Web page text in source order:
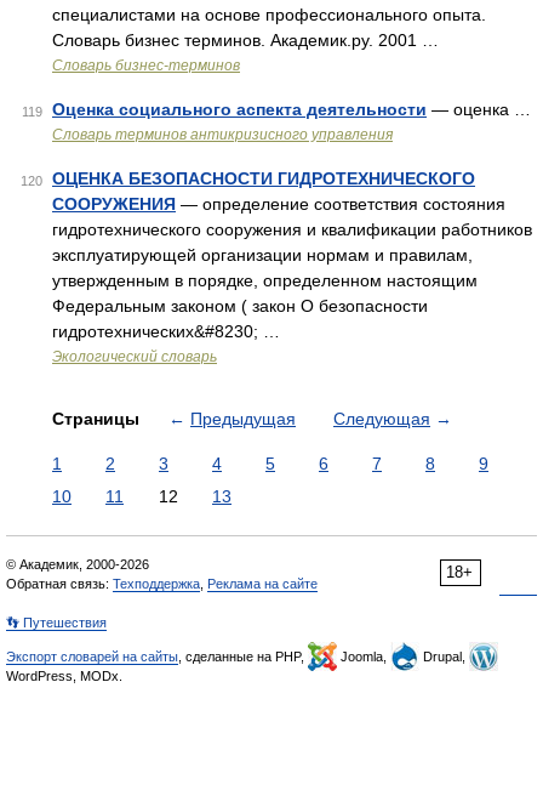
специалистами на основе профессионального опыта.
Словарь бизнес терминов. Академик.ру. 2001 …
Словарь бизнес-терминов
119 Оценка социального аспекта деятельности — оценка …
Словарь терминов антикризисного управления
120
ОЦЕНКА БЕЗОПАСНОСТИ ГИДРОТЕХНИЧЕСКОГО
СООРУЖЕНИЯ — определение соответствия состояния
гидротехнического сооружения и квалификации работников
эксплуатирующей организации нормам и правилам,
утвержденным в порядке, определенном настоящим
Федеральным законом ( закон О безопасности
гидротехнических&#8230; …
Экологический словарь
Страницы ← Предыдущая Следующая →
1 2 3 4 5 6 7 8
9
10
11 12 13
18+
© Академик, 2000-2026
Обратная связь: Техподдержка Реклама на сайте
👣 Путешествия
Экспорт словарей на сайты , сделанные на PHP, Joomla,
Drupal,
WordPress, MODx.